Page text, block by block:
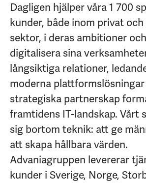
Dagligen hjälper våra 1 700
kunder, både inom privat
sektor, i deras ambitioner
digitalisera sina
långsiktiga relationer,
moderna
strategiska partnerskap
framtidens IT-landskap. Vårt
sig bortom teknik: att ge
att skapa hållbara värden.
Advaniagruppen levererar
kunder i Sverige, Norge,